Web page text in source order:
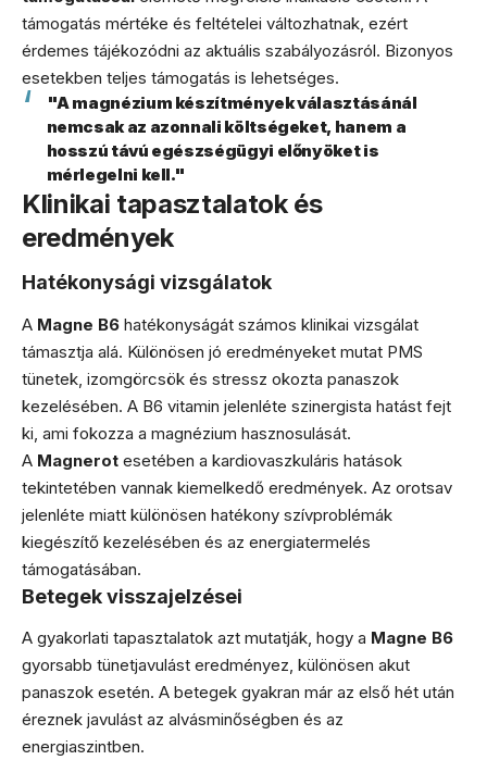
támogatás mértéke és feltételei változhatnak, ezért
érdemes tájékozódni az aktuális szabályozásról. Bizonyos
esetekben teljes támogatás is lehetséges.
"A magnézium készítmények választásánál
nemcsak az azonnali költségeket, hanem a
hosszú távú egészségügyi előnyöket is
mérlegelni kell."
Klinikai tapasztalatok és
eredmények
Hatékonysági vizsgálatok
A Magne B6 hatékonyságát számos klinikai vizsgálat
támasztja alá. Különösen jó eredményeket mutat PMS
tünetek, izomgörcsök és stressz okozta panaszok
kezelésében. A B6 vitamin jelenléte szinergista hatást fejt
ki, ami fokozza a magnézium hasznosulását.
A Magnerot esetében a kardiovaszkuláris hatások
tekintetében vannak kiemelkedő eredmények. Az orotsav
jelenléte miatt különösen hatékony szívproblémák
kiegészítő kezelésében és az energiatermelés
támogatásában.
Betegek visszajelzései
A gyakorlati tapasztalatok azt mutatják, hogy a Magne B6
gyorsabb tünetjavulást eredményez, különösen akut
panaszok esetén. A betegek gyakran már az első hét után
éreznek javulást az alvásminőségben és az
energiaszintben.